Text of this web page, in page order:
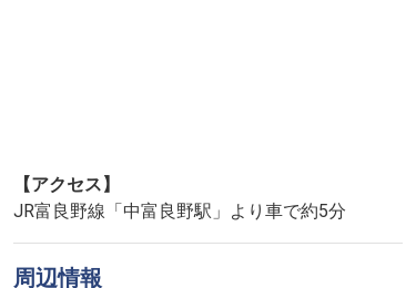
【アクセス】
JR富良野線「中富良野駅」より車で約5分
周辺情報